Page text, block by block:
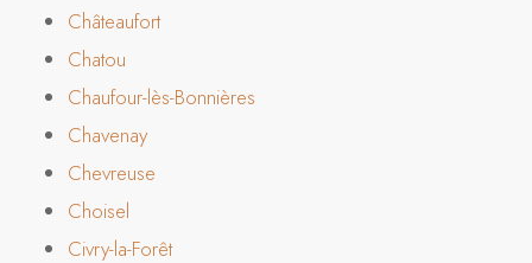
Châteaufort
Chatou
Chaufour-lès-Bonnières
Chavenay
Chevreuse
Choisel
Civry-la-Forêt